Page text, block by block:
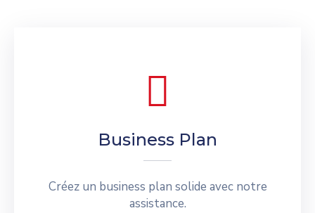
Business Plan
Créez un business plan solide avec notre
assistance.